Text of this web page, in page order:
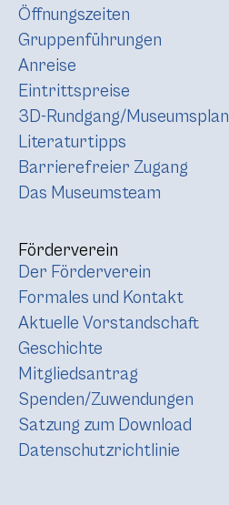
Öffnungszeiten
Gruppenführungen
Anreise
Eintrittspreise
3D-Rundgang/Museumsplan
Literaturtipps
Barrierefreier Zugang
Das Museumsteam
Förderverein
Der Förderverein
Formales und Kontakt
Aktuelle Vorstandschaft
Geschichte
Mitgliedsantrag
Spenden/Zuwendungen
Satzung zum Download
Datenschutzrichtlinie